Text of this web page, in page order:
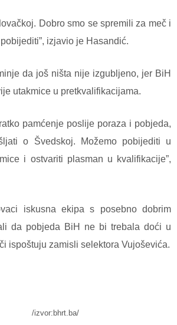
Dobro smo se spremili za meč i
izjavio je Hasandić.
da još ništa nije izgubljeno, jer BiH
utakmice u pretkvalifikacijama.
pamćenje poslije poraza i pobjeda,
o Švedskoj. Možemo pobijediti u
i ostvariti plasman u kvalifikacije”,
iskusna ekipa s posebno dobrim
da pobjeda BiH ne bi trebala doći u
ispoštuju zamisli selektora Vujoševića.
/izvor:bhrt.ba/